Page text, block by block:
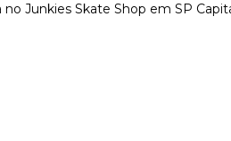
no Junkies Skate Shop em SP